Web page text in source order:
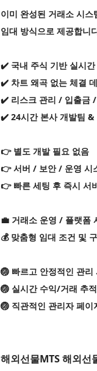
이미 완성된 거래소 시스
임대 방식으로 제공합니
✔️ 국내 주식 기반 실시간
✔️ 차트 왜곡 없는 체결
✔️ 리스크 관리 / 입출금 /
✔️ 24시간 본사 개발팀 &
👉 별도 개발 필요 없음
👉 서버 / 보안 / 운영 시
👉 빠른 세팅 후 즉시 서
💼 거래소 운영 / 플랫폼
💰 맞춤형 임대 조건 및
🏐 빠르고 안정적인 관리
🏐 실시간 수익/거래 추적
🏐 직관적인 관리자 페이
해외선물MTS 해외선